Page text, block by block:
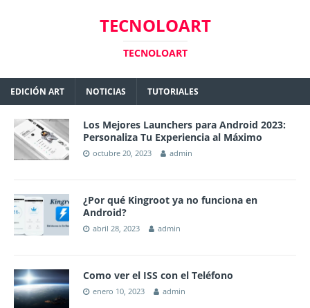
TECNOLOART
TECNOLOART
EDICIÓN ART NOTICIAS TUTORIALES
Los Mejores Launchers para Android 2023:
Personaliza Tu Experiencia al Máximo
octubre 20, 2023 admin
¿Por qué Kingroot ya no funciona en
Android?
abril 28, 2023 admin
Como ver el ISS con el Teléfono
enero 10, 2023 admin